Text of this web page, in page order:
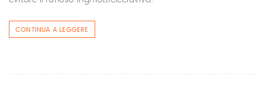
CONTINUA A LEGGERE